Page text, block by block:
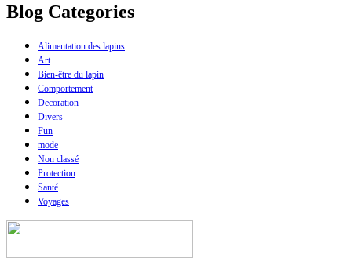
Blog Categories
Alimentation des lapins
Art
Bien-être du lapin
Comportement
Decoration
Divers
Fun
mode
Non classé
Protection
Santé
Voyages